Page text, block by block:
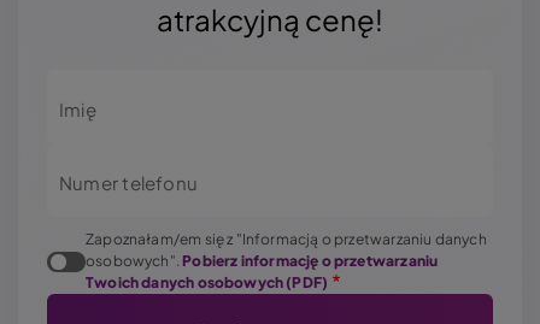
atrakcyjną cenę!
Imię
Numer telefonu
Zapoznałam/em się z "Informacją o przetwarzaniu danych
osobowych". Pobierz informację o przetwarzaniu
Twoich danych osobowych (PDF)